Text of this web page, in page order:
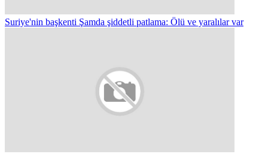
Suriye'nin başkenti Şamda şiddetli patlama: Ölü ve yaralılar var